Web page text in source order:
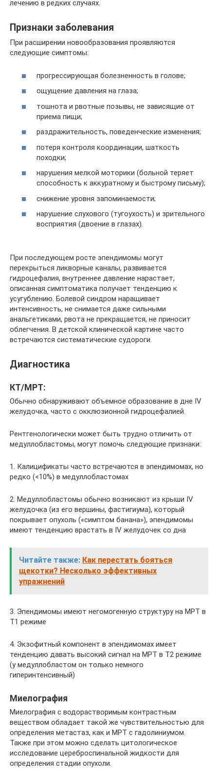
лечению в редких случаях.
Признаки заболевания
При расширении новообразования проявляются
следующие симптомы:
прогрессирующая болезненность в голове;
ощущение давления на глаза;
тошнота и рвотные позывы, не зависящие от
приема пищи;
раздражительность, поведенческие изменения;
потеря контроля координации, шаткость
походки;
нарушения мелкой моторики (больной теряет
способность к аккуратному и быстрому письму);
снижение уровня запоминаемости;
нарушение слухового (тугоухость) и зрительного
восприятия (двоение в глазах).
При последующем росте эпендимомы могут
перекрыться ликворные каналы, развивается
гидроцефалия, внутреннее давление нарастает,
описанная симптоматика получает тенденцию к
усугублению. Болевой синдром наращивает
интенсивность, не снимается даже сильными
анальгетиками, рвота не прекращается, не приносит
облегчения. В детской клинической картине часто
встречаются систематические судороги.
Диагностика
КТ/МРТ:
Обычно обнаруживают объемное образование в дне IV
желудочка, часто с окклюзионной гидроцефалией.
Рентгенологически может быть трудно отличить от
медуллобластомы, могут помочь следующие признаки:
1. Калицификаты часто встречаются в эпендимомах, но
редко (<10%) в медуллобластомах
2. Медуллобластомы обычно возникают из крыши IV
желудочка (из его вершины, фастигиума), который
покрывает опухоль («симптом банана»), эпендимомы
имеют тенденцию врастать в IV желудочек со дна
Читайте также: Как перестать бояться
щекотки? Несколько эффективных
упражнений
3. Эпендимомы имеют негомогенную структуру на МРТ в
Т1 режиме
4. Экзофитный компонент в эпендимомах имеет
тенденцию давать высокий сигнал на МРТ в Т2 режиме
(у медуллобластом он только немного
гиперинтенсивный)
Миелография
Миелография с водорастворимым контрастным
веществом обладает такой же чувствительностью для
определения метастаз, как и МРТ с гадолиниумом.
Также при этом можно сделать цитологическое
исследование цереброспинальной жидкости для
определения стадии опухоли.